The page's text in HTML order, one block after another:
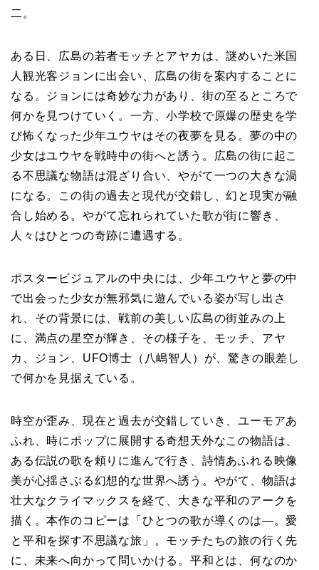
二。
ある日、広島の若者モッチとアヤカは、謎めいた米国
人観光客ジョンに出会い、広島の街を案内することに
なる。ジョンには奇妙な力があり、街の至るところで
何かを見つけていく。一方、小学校で原爆の歴史を学
び怖くなった少年ユウヤはその夜夢を見る。夢の中の
少女はユウヤを戦時中の街へと誘う。広島の街に起こ
る不思議な物語は混ざり合い、やがて一つの大きな渦
になる。この街の過去と現代が交錯し、幻と現実が融
合し始める。やがて忘れられていた歌が街に響き、
人々はひとつの奇跡に遭遇する。
ポスタービジュアルの中央には、少年ユウヤと夢の中
で出会った少女が無邪気に遊んでいる姿が写し出さ
れ、その背景には、戦前の美しい広島の街並みの上
に、満点の星空が輝き、その様子を、モッチ、アヤ
カ、ジョン、UFO博士（八嶋智人）が、驚きの眼差し
で何かを見据えている。
時空が歪み、現在と過去が交錯していき、ユーモアあ
ふれ、時にポップに展開する奇想天外なこの物語は、
ある伝説の歌を頼りに進んで行き、詩情あふれる映像
美が心揺さぶる幻想的な世界へ誘う。やがて、物語は
壮大なクライマックスを経て、大きな平和のアークを
描く。本作のコピーは「ひとつの歌が導くのは―。愛
と平和を探す不思議な旅」。モッチたちの旅の行く先
に、未来へ向かって問いかける。平和とは、何なのか